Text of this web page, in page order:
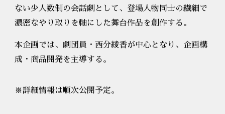
ない少人数制の会話劇として、登場人物同士の繊細で
濃密なやり取りを軸にした舞台作品を創作する。
本企画では、劇団員・西分綾香が中心となり、企画構
成・商品開発を主導する。
※詳細情報は順次公開予定。